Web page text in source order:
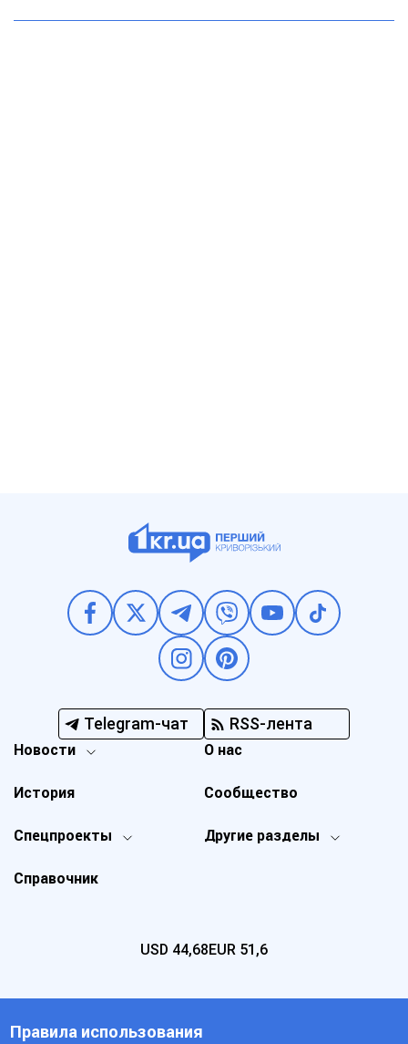
Telegram-чат RSS-лента
Новости
Спецпроекты Другие разделы
История
О нас
Справочник
Сообщество
USD 44,68EUR 51,6
Правила использования